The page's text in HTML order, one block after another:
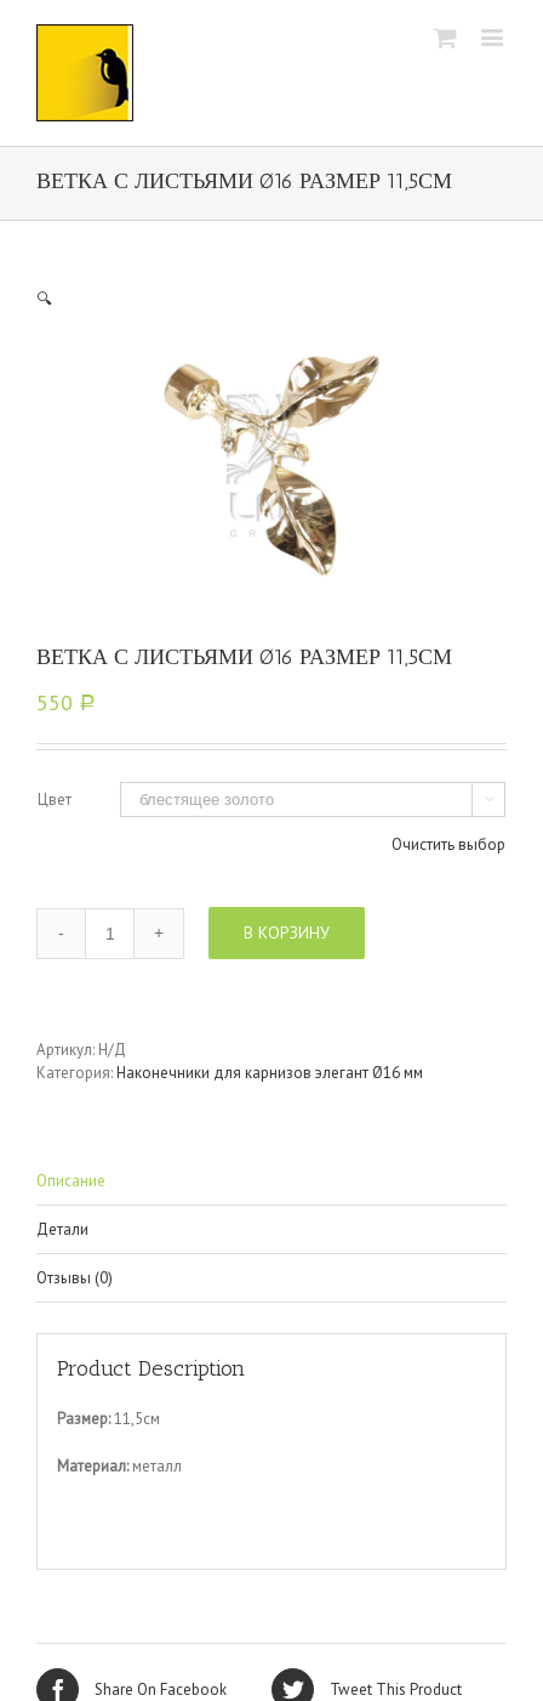
ВЕТКА С ЛИСТЬЯМИ Ø16 РАЗМЕР 11,5СМ
🔍
ВЕТКА С ЛИСТЬЯМИ Ø16 РАЗМЕР 11,5СМ
550 Р
Цвет 
Очистить выбор
В КОРЗИНУ
Артикул: Н/Д
Категория:Наконечники для карнизов элегант Ø16 мм
Описание
Детали
Отзывы (0)
Product Description
Размер:11,5см
Материал:металл
Share On Facebook Tweet This Product